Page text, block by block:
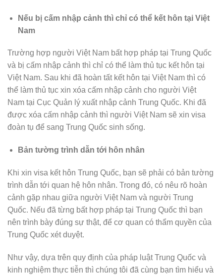
Nếu bị cấm nhập cảnh thì chỉ có thể kết hôn tại Việt
Nam
Trường hợp người Việt Nam bất hợp pháp tại Trung Quốc
và bị cấm nhập cảnh thì chỉ có thể làm thủ tục kết hôn tại
Việt Nam. Sau khi đã hoàn tất kết hôn tại Việt Nam thì có
thể làm thủ tục xin xóa cấm nhập cảnh cho người Việt
Nam tại Cục Quản lý xuất nhập cảnh Trung Quốc. Khi đã
được xóa cấm nhập cảnh thì người Việt Nam sẽ xin visa
đoàn tụ để sang Trung Quốc sinh sống.
Bản tường trình dẫn tới hôn nhân
Khi xin visa kết hôn Trung Quốc, bạn sẽ phải có bản tường
trình dẫn tới quan hệ hôn nhân. Trong đó, có nêu rõ hoàn
cảnh gặp nhau giữa người Việt Nam và người Trung
Quốc. Nếu đã từng bất hợp pháp tại Trung Quốc thì bạn
nên trình bày đúng sự thật, để cơ quan có thẩm quyền của
Trung Quốc xét duyệt.
Như vậy, dựa trên quy định của pháp luật Trung Quốc và
kinh nghiệm thực tiễn thì chúng tôi đã cùng bạn tìm hiểu và